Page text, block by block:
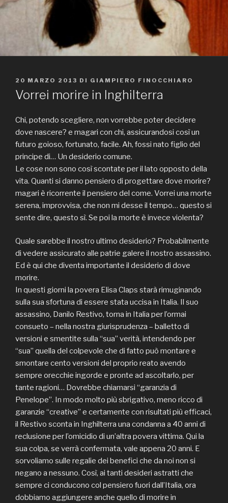
PUBBLICATO
IL
20 MARZO 2013 DI GIAMPIERO FINOCCHIARO
Vorrei morire in Inghilterra
Chi, potendo scegliere, non vorrebbe poter decidere
dove nascere? e magari con chi, assicurandosi così un
futuro goioso, fortunato, facile. Ah, fossi nato figlio del
principe di… Un desiderio comune.
Le cose non sono così scontate per il lato opposto della
vita. Quanti si danno pensiero di progettare dove morire?
magari è ricorrente il pensiero del come. Vorrei una morte
serena, improvvisa, che non mi desse il tempo… questo si
sente dire, questo sì. Se poi la morte è invece violenta?
Quale sarebbe il nostro ultimo desiderio? Probabilmente
di vedere assicurato alle patrie galere il nostro assassino.
Ed è qui che diventa importante il desiderio di dove
morire.
In questi giorni la povera Elisa Claps starà rimuginando
sulla sua sfortuna di essere stata uccisa in Italia. Il suo
assassino, Danilo Restivo, torna in Italia per l’ormai
consueto – nella nostra giurisprudenza – balletto di
versioni e smentite sulla “sua” verità, intendendo per
“sua” quella del colpevole che di fatto può montare e
smontare cento versioni del proprio reato avendo
sempre orecchie ingorde e pronte ad ascoltarlo, per
tante ragioni… Dovrebbe chiamarsi “garanzia di
Penelope”. In modo molto più sbrigativo, meno ricco di
garanzie “creative” e certamente con risultati più efficaci,
il Restivo sconta in Inghilterra una condanna a 40 anni di
reclusione per l’omicidio di un’altra povera vittima. Qui la
sua colpa, se verrà confermata, vale appena 20 anni. E
sorvoliamo sulle regalie dei benefici che da noi non si
negano a nessuno. Così, ai tanti desideri astratti che
sempre ci conducono col pensiero fuori dall’Italia, ora
dobbiamo aggiungere anche quello di morire in